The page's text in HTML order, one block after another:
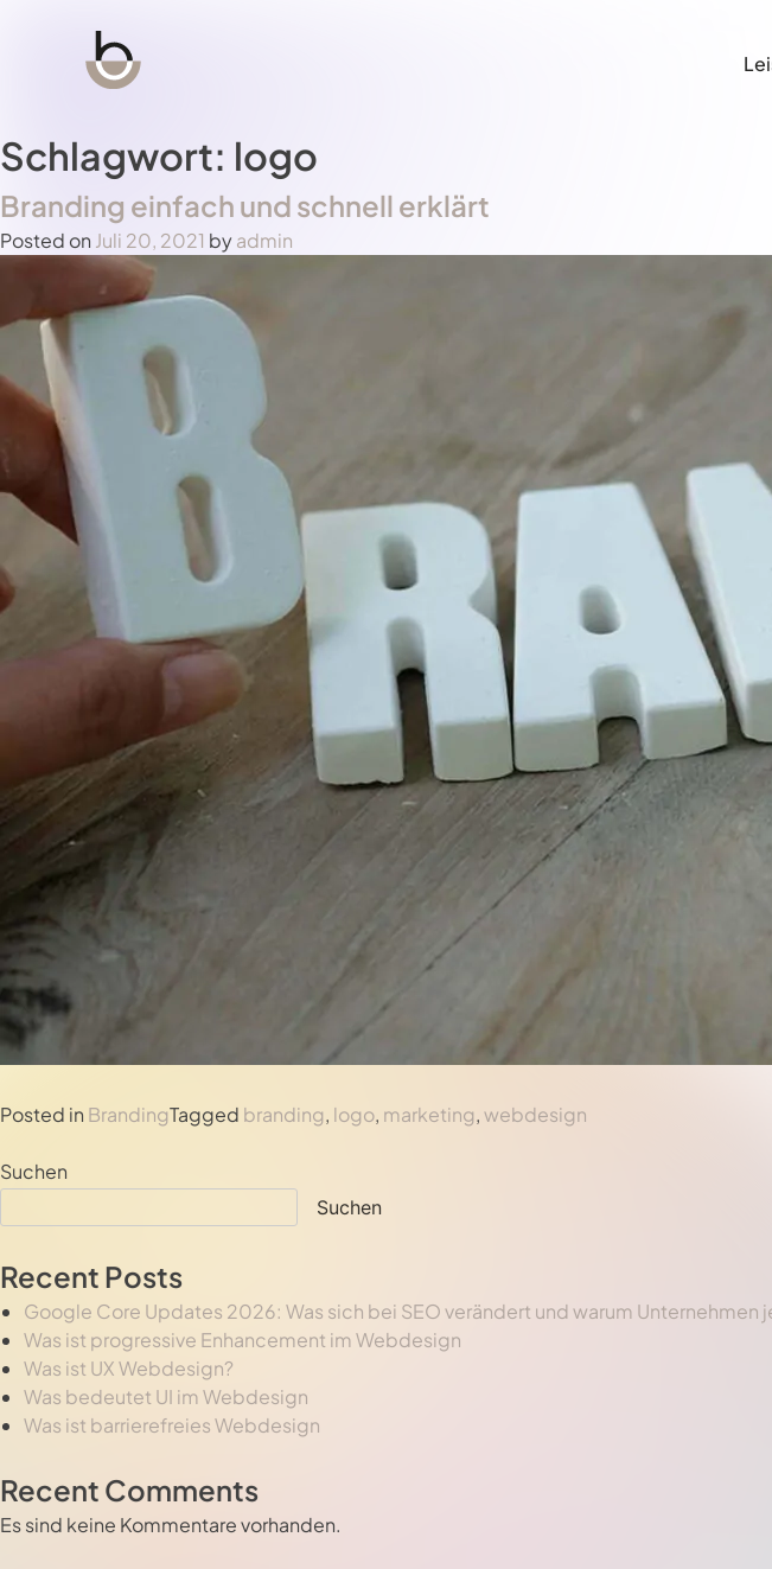
Schlagwort: logo
Branding einfach und schnell erklärt
Posted on Juli 20, 2021 byadmin
Posted in BrandingTagged branding, logo, marketing,webdesign
Suchen
Suchen
Recent Posts
Google Core Updates 2026: Was sich bei SEO verändert und warum Unternehmen
Was ist progressive Enhancement im Webdesign
Was ist UX Webdesign?
Was bedeutet UI im Webdesign
Was ist barrierefreies Webdesign
Recent Comments
Es sind keine Kommentare vorhanden.